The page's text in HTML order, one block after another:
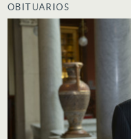
OBITUARIOS